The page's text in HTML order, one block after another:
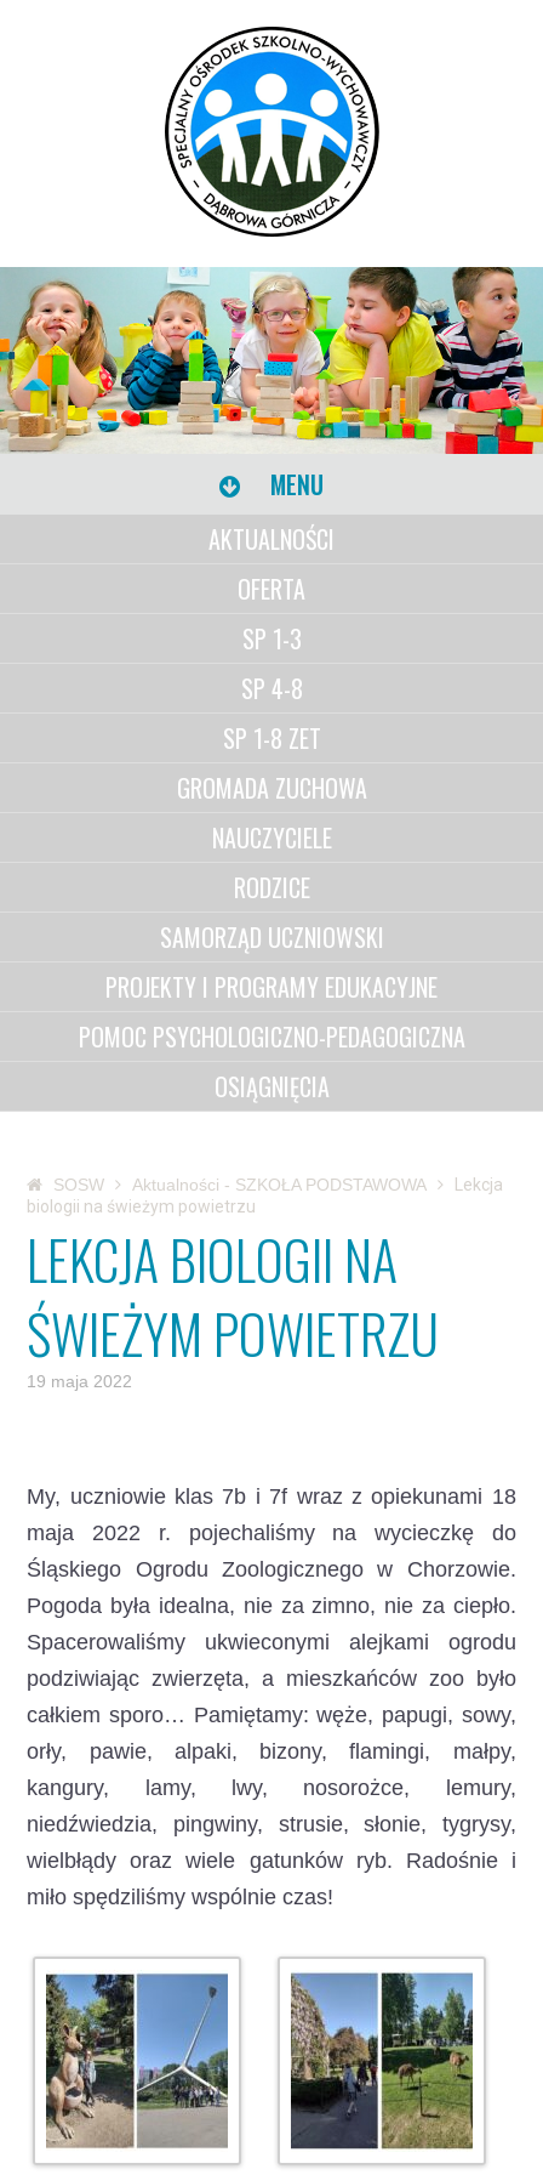
MENU
AKTUALNOŚCI
OFERTA
SP 1-3
SP 4-8
SP 1-8 ZET
GROMADA ZUCHOWA
NAUCZYCIELE
RODZICE
SAMORZĄD UCZNIOWSKI
PROJEKTY I PROGRAMY EDUKACYJNE
POMOC PSYCHOLOGICZNO-PEDAGOGICZNA
OSIĄGNIĘCIA
SOSW Aktualności - SZKOŁA PODSTAWOWA
Lekcja
biologii na świeżym powietrzu
LEKCJA BIOLOGII NA
ŚWIEŻYM POWIETRZU
19 maja 2022
My, uczniowie klas 7b i 7f wraz z opiekunami 18
maja 2022 r. pojechaliśmy na wycieczkę do
Śląskiego Ogrodu Zoologicznego w Chorzowie.
Pogoda była idealna, nie za zimno, nie za ciepło.
Spacerowaliśmy ukwieconymi alejkami ogrodu
podziwiając zwierzęta, a mieszkańców zoo było
całkiem sporo… Pamiętamy: węże, papugi, sowy,
orły, pawie, alpaki, bizony, flamingi, małpy,
kangury, lamy, lwy, nosorożce, lemury,
niedźwiedzia, pingwiny, strusie, słonie, tygrysy,
wielbłądy oraz wiele gatunków ryb. Radośnie i
miło spędziliśmy wspólnie czas!